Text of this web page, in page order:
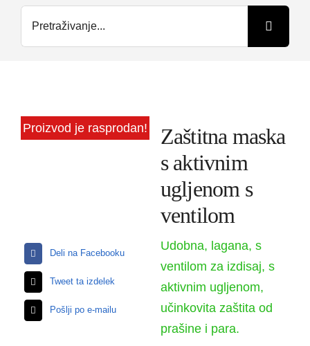
Proizvod je rasprodan!
Deli na Facebooku
Tweet ta izdelek
Pošlji po e-mailu
Zaštitna maska
​​s aktivnim
ugljenom s
ventilom
Udobna, lagana, s
ventilom za izdisaj, s
aktivnim ugljenom,
učinkovita zaštita od
prašine i para.